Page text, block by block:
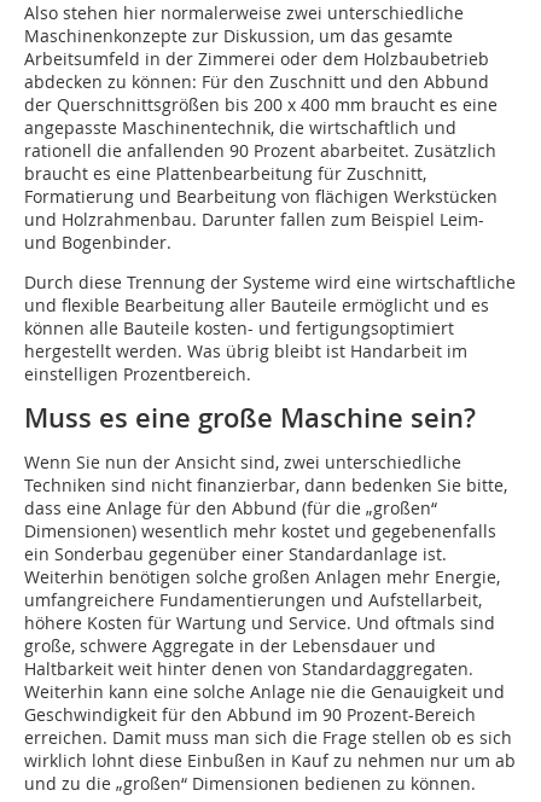
Also stehen hier normalerweise zwei unterschiedliche
Maschinenkonzepte zur Diskussion, um das gesamte
Arbeitsumfeld in der Zimmerei oder dem Holzbaubetrieb
abdecken zu können: Für den Zuschnitt und den Abbund
der Querschnittsgrößen bis 200 x 400 mm braucht es eine
angepasste Maschinentechnik, die wirtschaftlich und
rationell die anfallenden 90 Prozent abarbeitet. Zusätzlich
braucht es eine Plattenbearbeitung für Zuschnitt,
Formatierung und Bearbeitung von flächigen Werkstücken
und Holzrahmenbau. Darunter fallen zum Beispiel Leim-
und Bogenbinder.
Durch diese Trennung der Systeme wird eine wirtschaftliche
und flexible Bearbeitung aller Bauteile ermöglicht und es
können alle Bauteile kosten- und fertigungsoptimiert
hergestellt werden. Was übrig bleibt ist Handarbeit im
einstelligen Prozentbereich.
Muss es eine große Maschine sein?
Wenn Sie nun der Ansicht sind, zwei unterschiedliche
Techniken sind nicht finanzierbar, dann bedenken Sie bitte,
dass eine Anlage für den Abbund (für die „großen“
Dimensionen) wesentlich mehr kostet und gegebenenfalls
ein Sonderbau gegenüber einer Standardanlage ist.
Weiterhin benötigen solche großen Anlagen mehr Energie,
umfangreichere Fundamentierungen und Aufstellarbeit,
höhere Kosten für Wartung und Service. Und oftmals sind
große, schwere Aggregate in der Lebensdauer und
Haltbarkeit weit hinter denen von Standardaggregaten.
Weiterhin kann eine solche Anlage nie die Genauigkeit und
Geschwindigkeit für den Abbund im 90 Prozent-Bereich
erreichen. Damit muss man sich die Frage stellen ob es sich
wirklich lohnt diese Einbußen in Kauf zu nehmen nur um ab
und zu die „großen“ Dimensionen bedienen zu können.